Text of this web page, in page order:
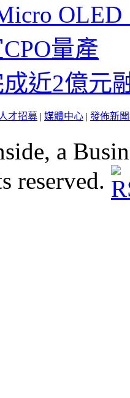
量產
近2億元
人才招募 | 媒體中心 | 發佈新
a
reserved.